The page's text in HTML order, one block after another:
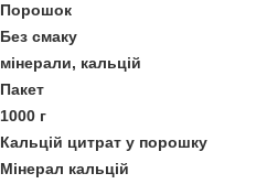
Порошок
Без смаку
мінерали, кальцій
Пакет
1000 г
Кальцій цитрат у порошку
Мінерал кальцій